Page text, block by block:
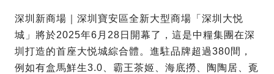
深圳新商場｜深圳寶安區全新大型商場「深圳大悦
城」將於2025年6月28日開幕了，這是中糧集團在深
圳打造的首座大悦城綜合體。進駐品牌超過380間，
例如有盒馬鮮生3.0、霸王茶姬、海底撈、陶陶居、覔